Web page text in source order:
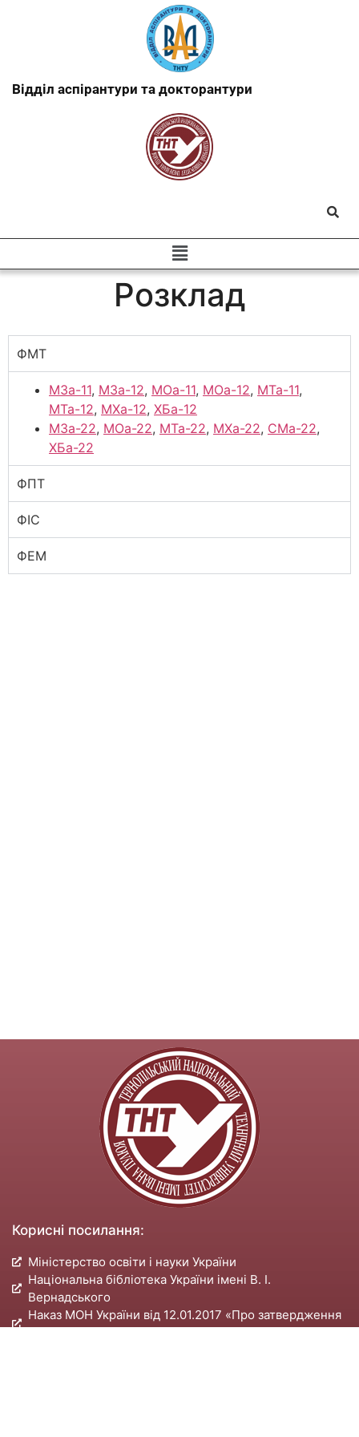
Відділ аспірантури та докторантури
Розклад
ФМТ
МЗа-11, МЗа-12, МОа-11, МОа-12, МТа-11,
МТа-12, МХа-12, ХБа-12
МЗа-22, МОа-22, МТа-22, МХа-22, СМа-22,
ХБа-22
ФПТ
ФІС
ФЕМ
Корисні посилання:
Міністерство освіти і науки України
Національна бібліотека України імені В. І.
Вернадського
Наказ МОН України від 12.01.2017 «Про затвердження
Вимог до оформлення дисертації»